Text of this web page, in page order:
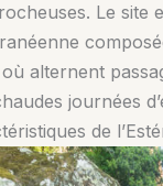
Le
alternent
journées
de